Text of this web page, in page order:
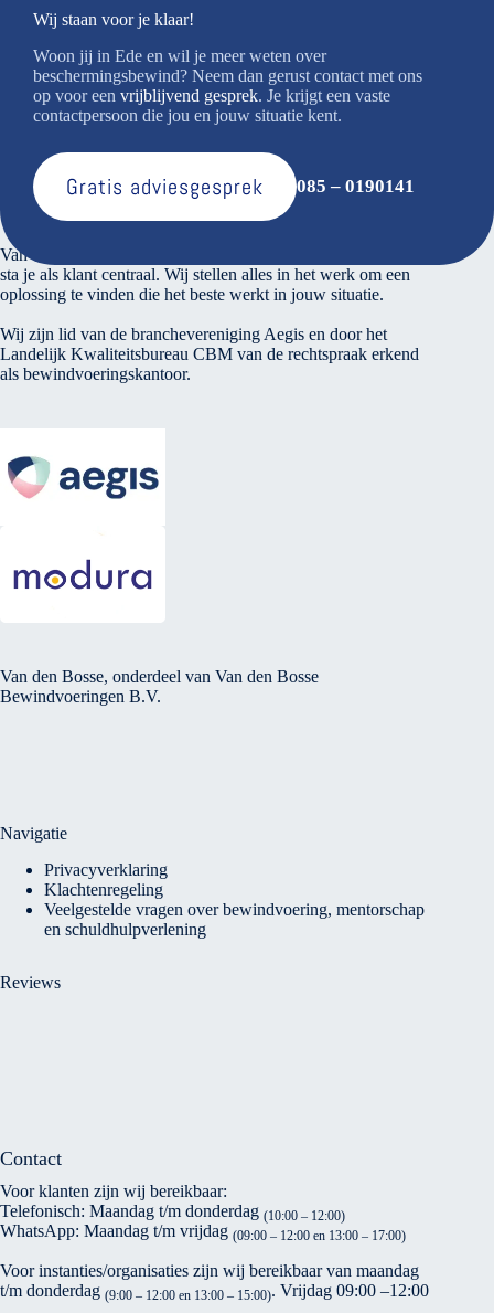
Wij staan voor je klaar!
Woon jij in Ede en wil je meer weten over
beschermingsbewind? Neem dan gerust contact met ons
op voor een vrijblijvend gesprek. Je krijgt een vaste
contactpersoon die jou en jouw situatie kent.
Gratis adviesgesprek 085 – 0190141
Over ons
Van den Bosse voert verantwoord financieel beheer. Bij ons
sta je als klant centraal. Wij stellen alles in het werk om een
oplossing te vinden die het beste werkt in jouw situatie.
Wij zijn lid van de branchevereniging Aegis en door het
Landelijk Kwaliteitsbureau CBM van de rechtspraak erkend
als bewindvoeringskantoor.
Van den Bosse, onderdeel van Van den Bosse
Bewindvoeringen B.V.
Navigatie
Privacyverklaring
Klachtenregeling
Veelgestelde vragen over bewindvoering, mentorschap
en schuldhulpverlening
Reviews
Contact
Voor klanten zijn wij bereikbaar:
Telefonisch: Maandag t/m donderdag (10:00 – 12:00)
WhatsApp: Maandag t/m vrijdag (09:00 – 12:00 en 13:00 – 17:00)
Voor instanties/organisaties zijn wij bereikbaar van maandag
t/m donderdag (9:00 – 12:00 en 13:00 – 15:00). Vrijdag 09:00 –12:00